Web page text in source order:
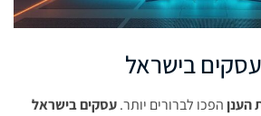
בישראל
הענןהפכו לברורים יותר.עסקים בישראל